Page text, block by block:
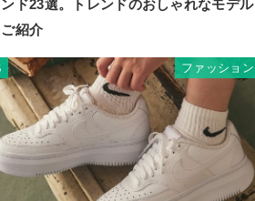
ド23選。トレンドのおしゃれなモデル
紹介
ファッション